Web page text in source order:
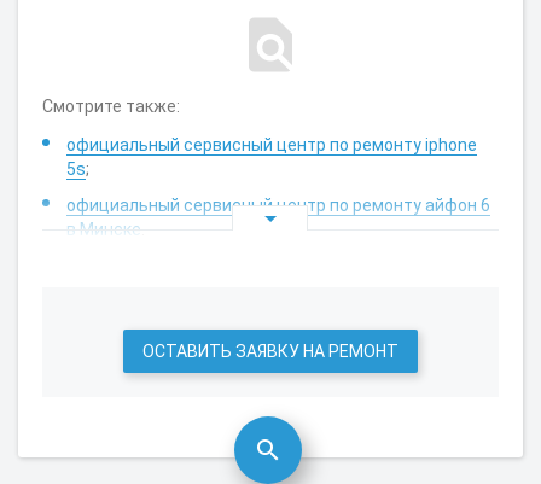
Смотрите также:
официальный сервисный центр по ремонту iphone
5s;
официальный сервисный центр по ремонту айфон 6
в Минске
ОСТАВИТЬ ЗАЯВКУ НА РЕМОНТ